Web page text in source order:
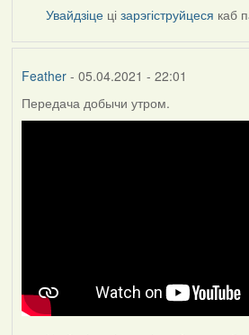
Увайдзіце цізарэгіструйцеся каб
Feather- 05.04.2021 - 22:01
Передача добычи утром.